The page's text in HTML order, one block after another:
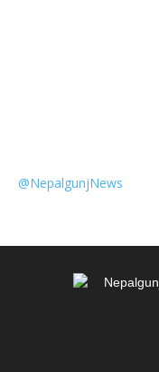
@NepalgunjNews